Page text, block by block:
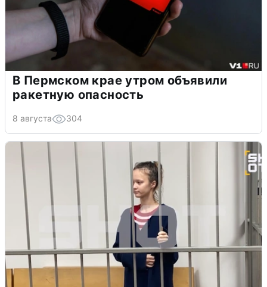
В Пермском крае утром объявили
ракетную опасность
8 августа 304